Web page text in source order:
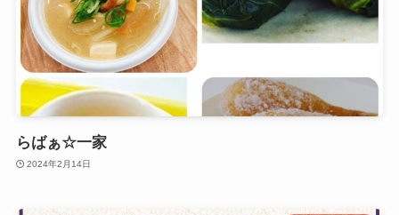
らばぁ☆一家
2024年2月14日